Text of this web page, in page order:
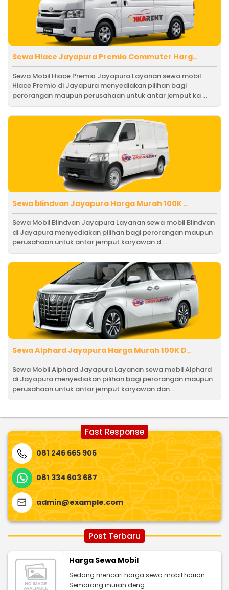
Sewa Hiace Jayapura Premio Commuter Harg..
Sewa Mobil Hiace Premio Jayapura Layanan sewa mobil
Hiace Premio di Jayapura menyediakan pilihan bagi
perorangan maupun perusahaan untuk antar jemput ka ...
Sewa blindvan Jayapura Harga Murah 100K ..
Sewa Mobil Blindvan Jayapura Layanan sewa mobil Blindvan
di Jayapura menyediakan pilihan bagi perorangan maupun
perusahaan untuk antar jemput karyawan d ...
Sewa Alphard Jayapura Harga Murah 100K D..
Sewa Mobil Alphard Jayapura Layanan sewa mobil Alphard
di Jayapura menyediakan pilihan bagi perorangan maupun
perusahaan untuk antar jemput karyawan dan ...
Fast Response
081 246 665 906
081 334 603 687
admin@example.com
Post Terbaru
Harga Sewa Mobil
Sedang mencari harga sewa mobil harian
Semarang murah deng